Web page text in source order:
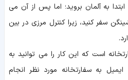
به آلمان بروید؛ اما پس از آن می
سفر کنید، زیرا کنترل مرزی در بین
است که این کار را می توانید به
به سفارتخانه مورد نظر انجام